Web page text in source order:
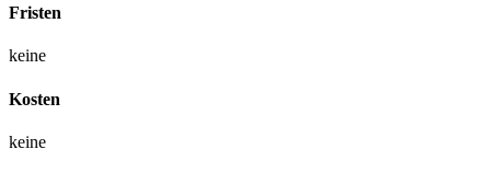
Fristen
keine
Kosten
keine